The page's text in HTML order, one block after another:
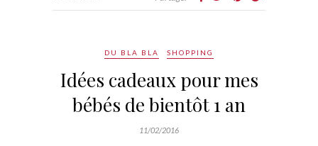
DU BLA BLA SHOPPING
Idées cadeaux pour mes
bébés de bientôt 1 an
11/02/2016